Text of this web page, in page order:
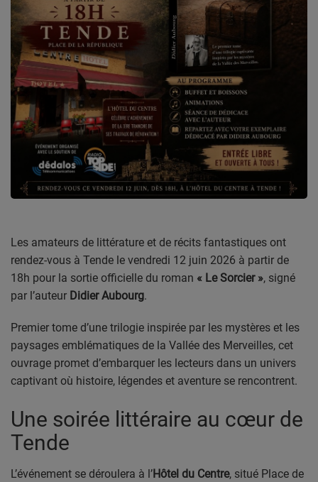
CIRCULATION EN TEMPS RÉEL
HIGH-TECH
SPORT
SANTÉ
PODCASTS
DIRECT STUDIO 1
DIRECT STUDIO 2
DIRECT STUDIO 3
TCHAT
OFFRES D'EMPLOI
FRANCE TRAVAIL MENTON
LA MISSION LOCALE EST 06
Les amateurs de littérature et de récits fantastiques ont
rendez-vous à Tende le vendredi 12 juin 2026 à partir de
18h pour la sortie officielle du roman « Le Sorcier », signé
par l’auteur Didier Aubourg.
Premier tome d’une trilogie inspirée par les mystères et les
paysages emblématiques de la Vallée des Merveilles, cet
ouvrage promet d’embarquer les lecteurs dans un univers
captivant où histoire, légendes et aventure se rencontrent.
Une soirée littéraire au cœur de
Tende
L’événement se déroulera à l’Hôtel du Centre, situé Place de